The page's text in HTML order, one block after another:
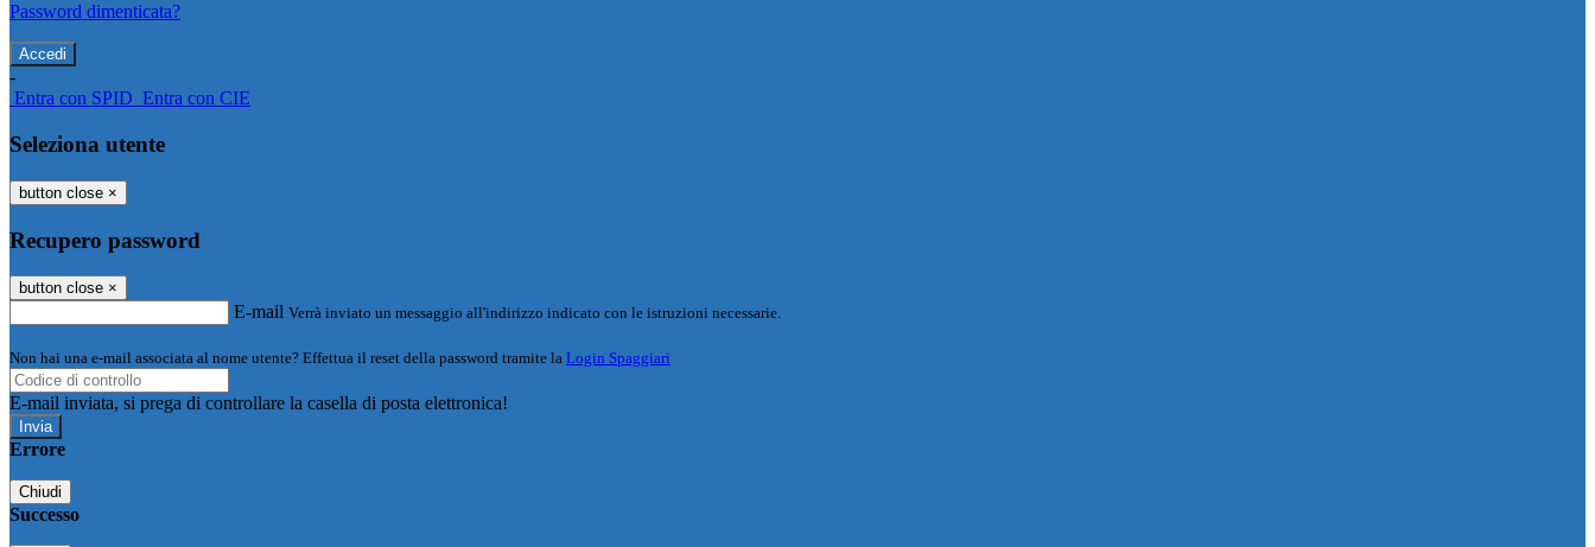
Password dimenticata?
-
Entra con SPID Entra con CIE
Seleziona utente
button close ×
Recupero password
button close ×
E-mail Verrà inviato un messaggio all'indirizzo indicato con le istruzioni necessarie.
Non hai una e-mail associata al nome utente? Effettua il reset della password tramite la Login Spaggiari
E-mail inviata, si prega di controllare la casella di posta elettronica!
Errore
Chiudi
Successo